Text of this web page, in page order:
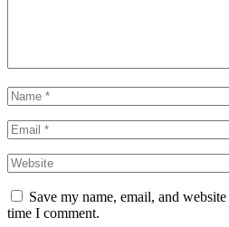
Save my name, email, and
time I comment.